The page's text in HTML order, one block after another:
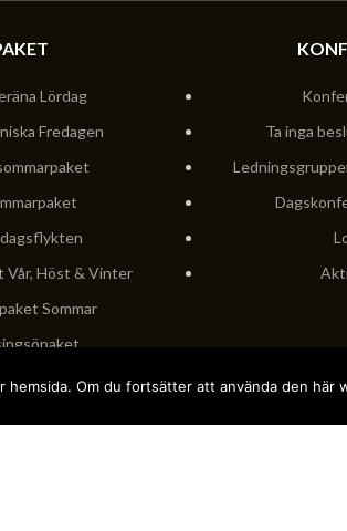
Lördag
Fredagen
Vår, Höst & Vinter
Sommar
Maj & September
Ta inga
Om du fortsätter att använda den